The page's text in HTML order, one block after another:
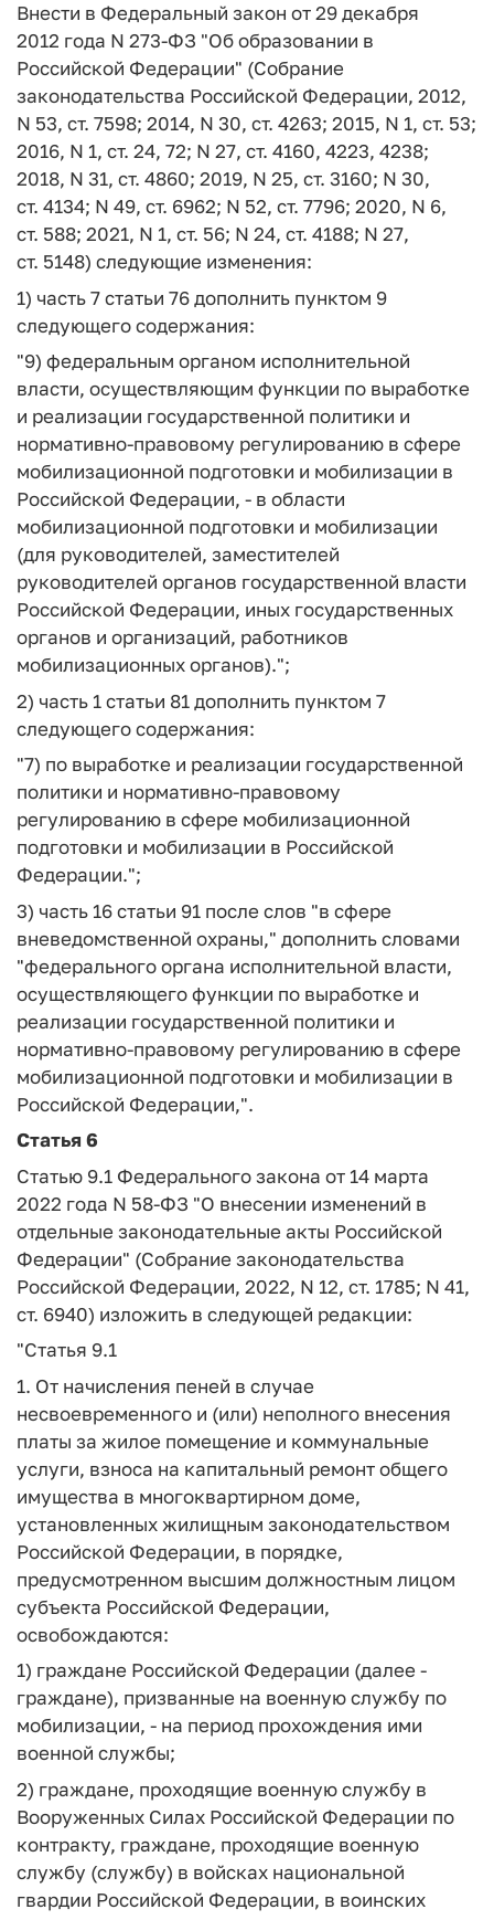
Внести в Федеральный закон от 29 декабря
2012 года N 273-ФЗ "Об образовании в
Российской Федерации" (Собрание
законодательства Российской Федерации, 2012,
N 53, ст. 7598; 2014, N 30, ст. 4263; 2015, N 1, ст. 53;
2016, N 1, ст. 24, 72; N 27, ст. 4160, 4223, 4238;
2018, N 31, ст. 4860; 2019, N 25, ст. 3160; N 30,
ст. 4134; N 49, ст. 6962; N 52, ст. 7796; 2020, N 6,
ст. 588; 2021, N 1, ст. 56; N 24, ст. 4188; N 27,
ст. 5148) следующие изменения:
1) часть 7 статьи 76 дополнить пунктом 9
следующего содержания:
"9) федеральным органом исполнительной
власти, осуществляющим функции по выработке
и реализации государственной политики и
нормативно-правовому регулированию в сфере
мобилизационной подготовки и мобилизации в
Российской Федерации, - в области
мобилизационной подготовки и мобилизации
(для руководителей, заместителей
руководителей органов государственной власти
Российской Федерации, иных государственных
органов и организаций, работников
мобилизационных органов).";
2) часть 1 статьи 81 дополнить пунктом 7
следующего содержания:
"7) по выработке и реализации государственной
политики и нормативно-правовому
регулированию в сфере мобилизационной
подготовки и мобилизации в Российской
Федерации.";
3) часть 16 статьи 91 после слов "в сфере
вневедомственной охраны," дополнить словами
"федерального органа исполнительной власти,
осуществляющего функции по выработке и
реализации государственной политики и
нормативно-правовому регулированию в сфере
мобилизационной подготовки и мобилизации в
Российской Федерации,".
Статья 6
Статью 9.1 Федерального закона от 14 марта
2022 года N 58-ФЗ "О внесении изменений в
отдельные законодательные акты Российской
Федерации" (Собрание законодательства
Российской Федерации, 2022, N 12, ст. 1785; N 41,
ст. 6940) изложить в следующей редакции:
"Статья 9.1
1. От начисления пеней в случае
несвоевременного и (или) неполного внесения
платы за жилое помещение и коммунальные
услуги, взноса на капитальный ремонт общего
имущества в многоквартирном доме,
установленных жилищным законодательством
Российской Федерации, в порядке,
предусмотренном высшим должностным лицом
субъекта Российской Федерации,
освобождаются:
1) граждане Российской Федерации (далее -
граждане), призванные на военную службу по
мобилизации, - на период прохождения ими
военной службы;
2) граждане, проходящие военную службу в
Вооруженных Силах Российской Федерации по
контракту, граждане, проходящие военную
службу (службу) в войсках национальной
гвардии Российской Федерации, в воинских